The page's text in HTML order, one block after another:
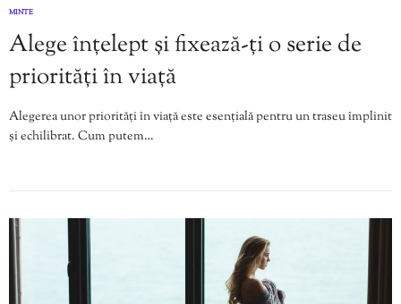
MINTE
Alege înțelept și fixează-ți o serie de
priorități în viață
Alegerea unor priorități în viață este esențială pentru un traseu împlinit
și echilibrat. Cum putem…